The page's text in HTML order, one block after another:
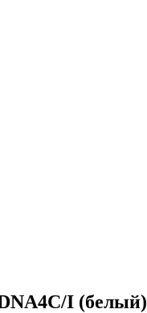
I (белый)